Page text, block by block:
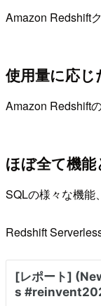
Amazon Redshift
使用量に応じ
Amazon Redshift
ほぼ全て機能
SQLの様々な機能
Redshift